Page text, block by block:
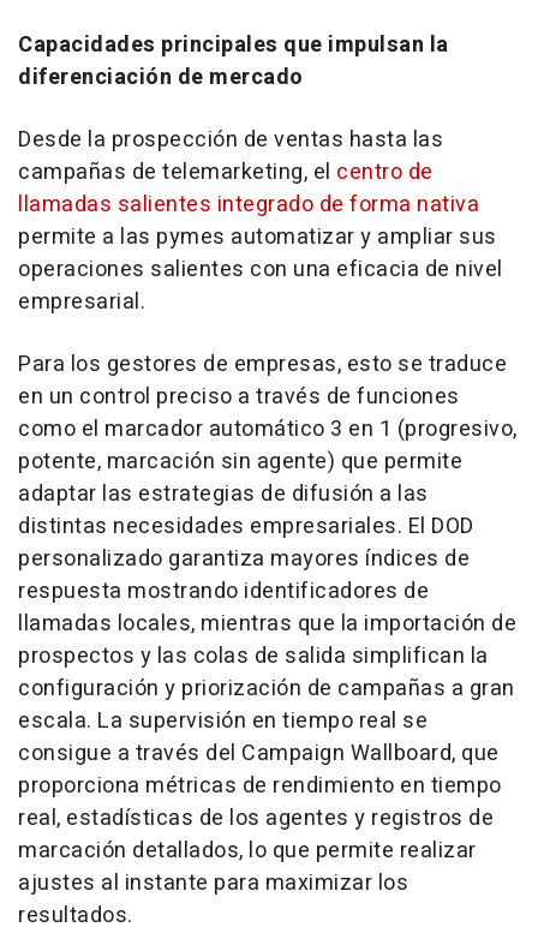
Capacidades principales que impulsan la
diferenciación de mercado
Desde la prospección de ventas hasta las
campañas de telemarketing, el centro de
llamadas salientes integrado de forma nativa
permite a las pymes automatizar y ampliar sus
operaciones salientes con una eficacia de nivel
empresarial.
Para los gestores de empresas, esto se traduce
en un control preciso a través de funciones
como el marcador automático 3 en 1 (progresivo,
potente, marcación sin agente) que permite
adaptar las estrategias de difusión a las
distintas necesidades empresariales. El DOD
personalizado garantiza mayores índices de
respuesta mostrando identificadores de
llamadas locales, mientras que la importación de
prospectos y las colas de salida simplifican la
configuración y priorización de campañas a gran
escala. La supervisión en tiempo real se
consigue a través del Campaign Wallboard, que
proporciona métricas de rendimiento en tiempo
real, estadísticas de los agentes y registros de
marcación detallados, lo que permite realizar
ajustes al instante para maximizar los
resultados.